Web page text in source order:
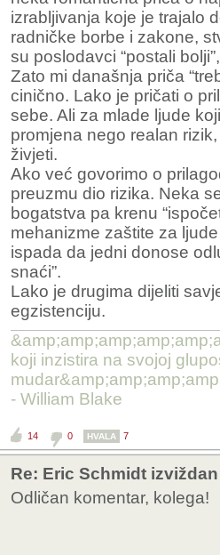
pravne regulative koji
za kojima možda
izrabljivanja koje je trajalo
radničke borbe i zakone,
su poslodavci “postali
Zato mi današnja priča
cinično. Lako je pričati o
sebe. Ali za mlade ljude
promjena nego realan
živjeti.
Ako već govorimo o
preuzmu dio rizika. Neka
bogatstva pa krenu
mehanizme zaštite za
ispada da jedni donose
snaći”.
Lako je drugima dijeliti
egzistenciju.
koji inzistira na svojoj
- William Blake
14 0 HVALA 7
Re: Eric Schmidt
Odličan komentar, kolega!